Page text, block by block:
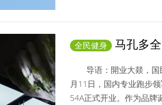
全民健身
马孔多
类门店新范式
导语：開业大燚，国
月11日，国内专业跑步
54A正式开业。作为品